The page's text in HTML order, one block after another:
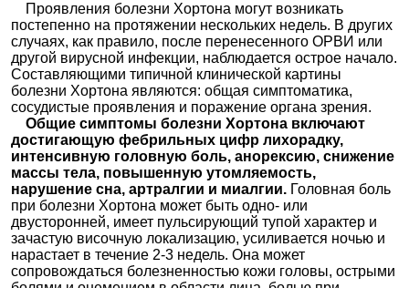
Проявления болезни Хортона могут возникать
постепенно на протяжении нескольких недель. В других
случаях, как правило, после перенесенного ОРВИ или
другой вирусной инфекции, наблюдается острое начало.
Составляющими типичной клинической картины
болезни Хортона являются: общая симптоматика,
сосудистые проявления и поражение органа зрения.
Общие симптомы болезни Хортона включают
достигающую фебрильных цифр лихорадку,
интенсивную головную боль, анорексию, снижение
массы тела, повышенную утомляемость,
нарушение сна, артралгии и миалгии. Головная боль
при болезни Хортона может быть одно- или
двусторонней, имеет пульсирующий тупой характер и
зачастую височную локализацию, усиливается ночью и
нарастает в течение 2-3 недель. Она может
сопровождаться болезненностью кожи головы, острыми